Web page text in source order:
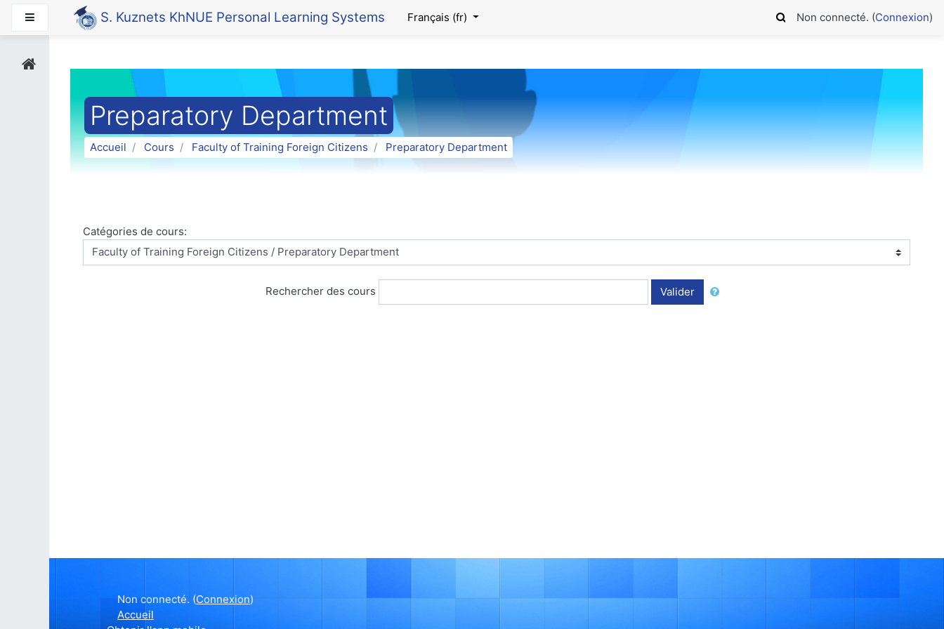
Passer au contenu principal
Panneau latéralS. Kuznets KhNUE Personal Learning Systems Français ‎(fr)‎ Non connecté. (Connexion)
Preparatory Department
Accueil Cours Faculty of Training Foreign Citizens Preparatory Department
Catégories de cours:
Rechercher des cours Valider
Non connecté. (Connexion)
Accueil